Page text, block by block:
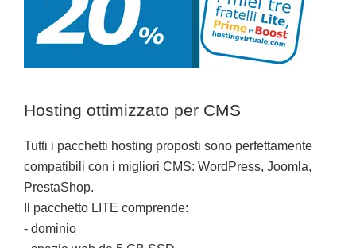
Hosting ottimizzato per CMS
Tutti i pacchetti hosting proposti sono perfettamente
compatibili con i migliori CMS: WordPress, Joomla,
PrestaShop.
Il pacchetto LITE comprende:
- dominio